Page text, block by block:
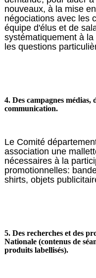
nouveaux, à la mise
négociations avec les
équipe d'élus et de
systématiquement à
les questions
4. Des campagnes médias,
communication.
Le Comité
association une
nécessaires à la
promotionnelles:
shirts, objets
5. Des recherches et des
Nationale (contenus de
produits labellisés).